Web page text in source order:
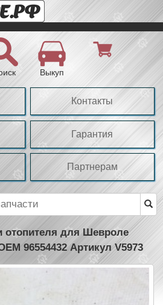
Выкуп
Контакты
Гарантия
Партнерам
отопителя для Шевроле
96554432 Артикул V5973